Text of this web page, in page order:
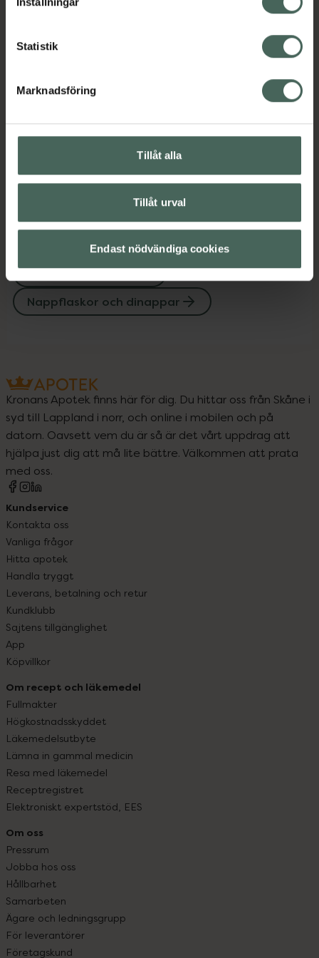
Statistik
Marknadsföring
Tillåt alla
Tillåt urval
Endast nödvändiga cookies
Jämförpris
Kategorier:
Nappflaskor och dinappar
Upptäck flera produkter inom
Amning och matning
Barn och föräldrar
Nappflaskor och dinappar
Kronans Apotek finns här för dig. Du hittar oss från Skåne i
syd till Lappland i norr, och online i mobilen och på
datorn. Oavsett vem du är så är det vårt uppdrag att
hjälpa just dig att må lite bättre. Välkommen att prata
med oss.
Kundservice
Kontakta oss
Vanliga frågor
Hitta apotek
Handla tryggt
Leverans, betalning och retur
Kundklubb
Sajtens tillgänglighet
App
Köpvillkor
Om recept och läkemedel
Fullmakter
Högkostnadsskyddet
Läkemedelsutbyte
Lämna in gammal medicin
Resa med läkemedel
Receptregistret
Elektroniskt expertstöd, EES
Om oss
Pressrum
Jobba hos oss
Hållbarhet
Samarbeten
Ägare och ledningsgrupp
För leverantörer
Företagskund